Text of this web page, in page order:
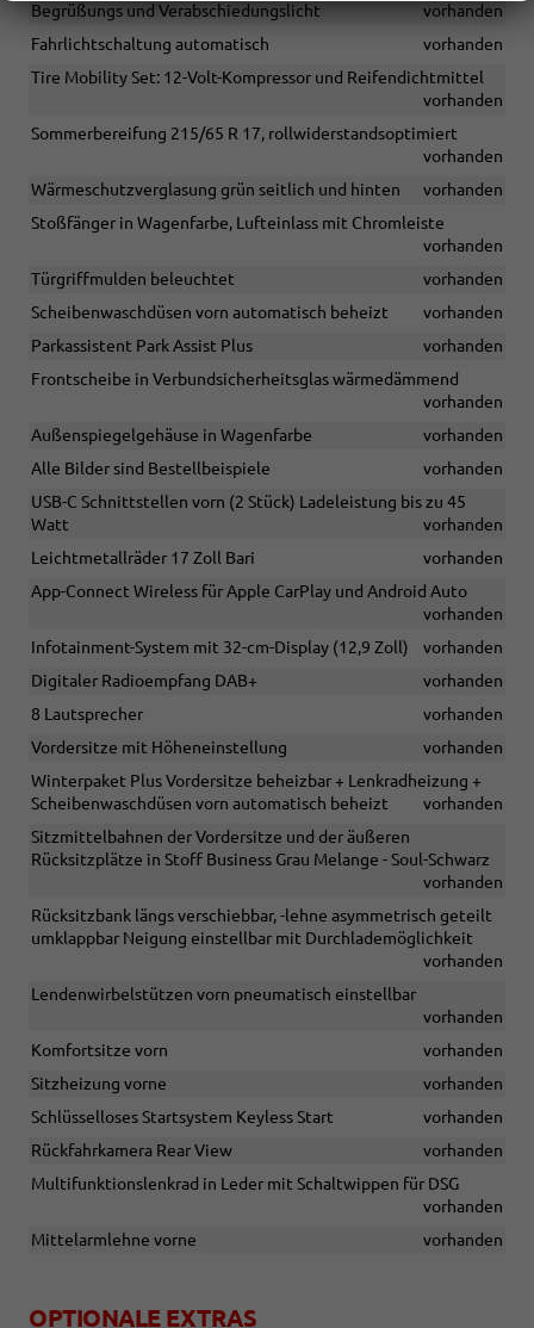
Begrüßungs und Verabschiedungslicht
vorhanden
Fahrlichtschaltung automatisch
vorhanden
Tire Mobility Set: 12-Volt-Kompressor und Reifendichtmittel
vorhanden
Sommerbereifung 215/65 R 17, rollwiderstandsoptimiert
vorhanden
Wärmeschutzverglasung grün seitlich und hinten
vorhanden
Stoßfänger in Wagenfarbe, Lufteinlass mit Chromleiste
vorhanden
Türgriffmulden beleuchtet
vorhanden
Scheibenwaschdüsen vorn automatisch beheizt
vorhanden
Parkassistent Park Assist Plus
vorhanden
Frontscheibe in Verbundsicherheitsglas wärmedämmend
vorhanden
Außenspiegelgehäuse in Wagenfarbe
vorhanden
Alle Bilder sind Bestellbeispiele
vorhanden
USB-C Schnittstellen vorn (2 Stück) Ladeleistung bis zu 45
Watt
vorhanden
Leichtmetallräder 17 Zoll Bari
vorhanden
App-Connect Wireless für Apple CarPlay und Android Auto
vorhanden
Infotainment-System mit 32-cm-Display (12,9 Zoll)
vorhanden
Digitaler Radioempfang DAB+
vorhanden
8 Lautsprecher
vorhanden
Vordersitze mit Höheneinstellung
vorhanden
Winterpaket Plus Vordersitze beheizbar + Lenkradheizung +
Scheibenwaschdüsen vorn automatisch beheizt
vorhanden
Sitzmittelbahnen der Vordersitze und der äußeren
Rücksitzplätze in Stoff Business Grau Melange - Soul-Schwarz
vorhanden
Rücksitzbank längs verschiebbar, -lehne asymmetrisch geteilt
umklappbar Neigung einstellbar mit Durchlademöglichkeit
vorhanden
Lendenwirbelstützen vorn pneumatisch einstellbar
vorhanden
Komfortsitze vorn
vorhanden
Sitzheizung vorne
vorhanden
Schlüsselloses Startsystem Keyless Start
vorhanden
Rückfahrkamera Rear View
vorhanden
Multifunktionslenkrad in Leder mit Schaltwippen für DSG
vorhanden
Mittelarmlehne vorne
vorhanden
OPTIONALE EXTRAS